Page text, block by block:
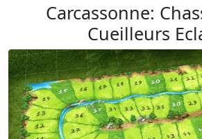
Carcassonne:
Cueilleurs